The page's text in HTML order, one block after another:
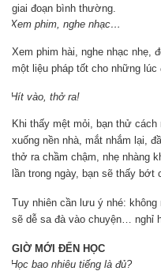
giai đoạn bình thường.
Xem phim, nghe nhạc…
Xem phim hài, nghe nhạc nhẹ,
một liệu pháp tốt cho những lúc
Hít vào, thở ra!
Khi thấy mệt mỏi, bạn thử cách
xuống nền nhà, mắt nhắm lại,
thở ra chầm chậm, nhẹ nhàng
lần trong ngày, bạn sẽ thấy bớt
Tuy nhiên cần lưu ý nhé:
sẽ dễ sa đà vào chuyện… nghỉ
GIỜ MỚI ĐẾN HỌC
Học bao nhiêu tiếng là đủ?